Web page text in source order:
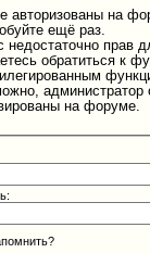
авторизованы на
ещё раз.
недостаточно прав
обратиться к
на форуме.